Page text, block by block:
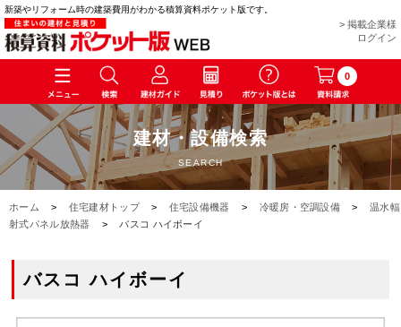
新築やリフォーム時の建築費用がわかる積算資料ポケット版です。
> 掲載企業様
ログイン
0
建材・設備検索
SEARCH
ホーム > 住宅建材トップ > 住宅設備機器 > 冷暖房・空調設備 >
温水輻
射式パネル放熱器
> バスコ ハイボーイ
バスコ ハイボーイ